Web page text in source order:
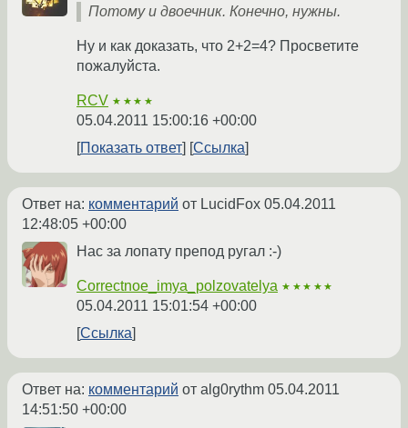
Потому и двоечник. Конечно, нужны.
Ну и как доказать, что 2+2=4? Просветите
пожалуйста.
RCV ★★★★
05.04.2011 15:00:16 +00:00
Показать ответ
Ссылка
Ответ на: комментарий от LucidFox 05.04.2011
12:48:05 +00:00
Нас за лопату препод ругал :-)
Correctnoe_imya_polzovatelya ★★★★★
05.04.2011 15:01:54 +00:00
Ссылка
Ответ на: комментарий от alg0rythm 05.04.2011
14:51:50 +00:00